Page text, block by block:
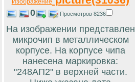
0 Просмотров 8236
На изображении представлен
микрочип в металлическом
корпусе. На корпусе чипа
нанесена маркировка:
"248АП2" в верхней части.